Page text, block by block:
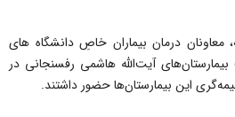
معاونان درمان بیماران خاصِ دانشگاه هاى
آیت‌الله هاشمی رفسنجانی در
این بیمارستان‌ها حضور داشتند.